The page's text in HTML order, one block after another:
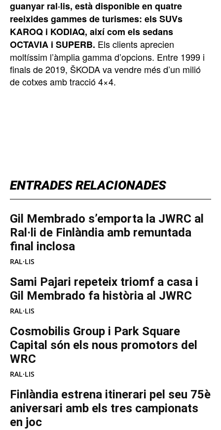
ENTRADES RELACIONADES
Gil Membrado s’emporta la JWRC al
Ral·li de Finlàndia amb remuntada
final inclosa
RAL·LIS
Sami Pajari repeteix triomf a casa i
Gil Membrado fa història al JWRC
RAL·LIS
Cosmobilis Group i Park Square
Capital són els nous promotors del
WRC
RAL·LIS
Finlàndia estrena itinerari pel seu 75è
aniversari amb els tres campionats
en joc
guanyar ral·lis, està disponible en quatre
reeixides gammes de turismes: els SUVs
KAROQ i KODIAQ, així com els sedans
OCTAVIA i SUPERB. Els clients aprecien
moltíssim l’àmplia gamma d’opcions. Entre 1999 i
finals de 2019, ŠKODA va vendre més d’un milió
de cotxes amb tracció 4×4.